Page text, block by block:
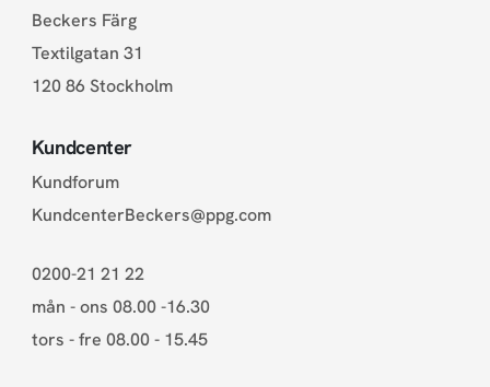
Beckers Färg
Textilgatan 31
120 86 Stockholm
Kundcenter
Kundforum
KundcenterBeckers@ppg.com
0200-21 21 22
mån - ons 08.00 -16.30
tors - fre 08.00 - 15.45